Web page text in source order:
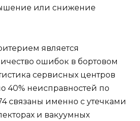
или снижение
является
ошибок в бортовом
сервисных центров
40% неисправностей по
связаны именно с утечками
и вакуумных